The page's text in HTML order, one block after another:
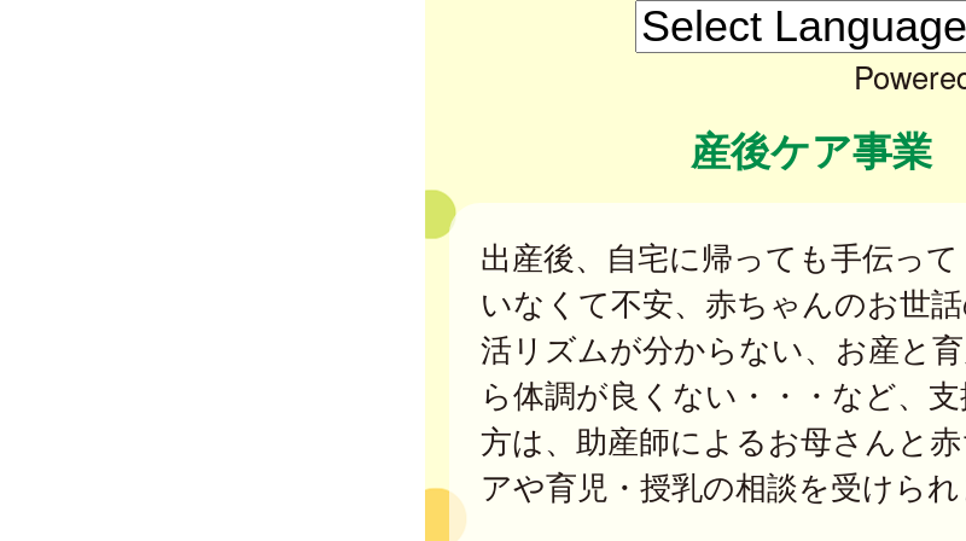
産後ケア事業
出産後、自宅に帰っても手伝っ
いなくて不安、赤ちゃんのお世
活リズムが分からない、お産と
ら体調が良くない・・・など、
方は、助産師によるお母さんと
アや育児・授乳の相談を受けられ